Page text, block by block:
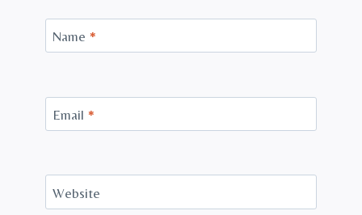
Name *
Email *
Website